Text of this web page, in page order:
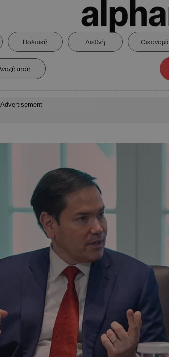
Πολιτική Διεθνή
Advertisement